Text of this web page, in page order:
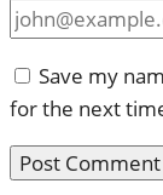
Save my
for the next